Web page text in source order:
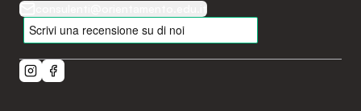
consulenti@orientamento.edu.it